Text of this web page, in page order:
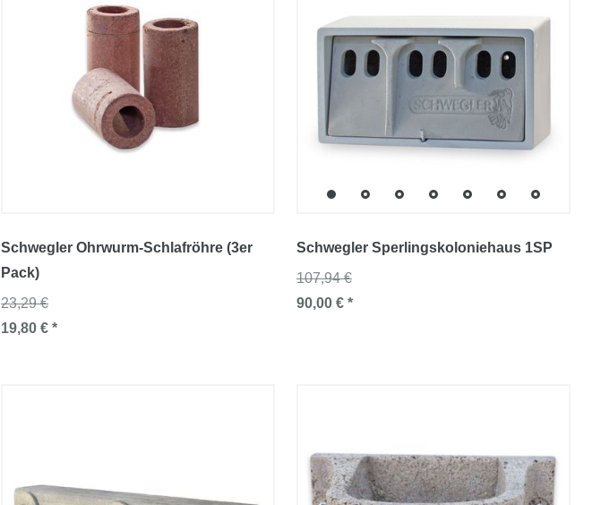
Schwegler Ohrwurm-Schlafröhre (3er
Pack)
23,29 €
19,80 € *
Schwegler Sperlingskoloniehaus 1SP
107,94 €
90,00 € *